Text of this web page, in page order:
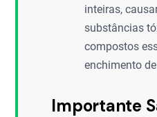
inteiras,
substâncias
compostos
enchimento
Importante